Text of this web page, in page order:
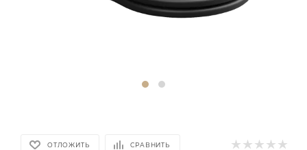
ОТЛОЖИТЬ СРАВНИТЬ